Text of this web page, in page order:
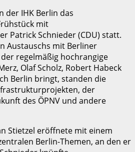
der IHK Berlin das
mit
Patrick Schnieder (CDU) statt.
Austauschs mit Berliner
regelmäßig hochrangige
Olaf Scholz, Robert Habeck
Berlin bringt, standen die
der
des ÖPNV und andere
Stietzel eröffnete mit einem
Berlin-Themen, an den er